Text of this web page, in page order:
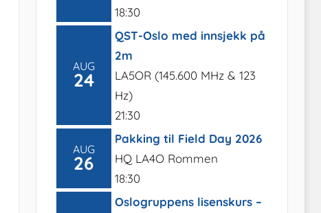
18:30
AUG
24
QST-Oslo med innsjekk på
2m
LA5OR (145.600 MHz & 123
Hz)
21:30
AUG
26
Pakking til Field Day 2026
HQ LA4O Rommen
18:30
Oslogruppens lisenskurs –